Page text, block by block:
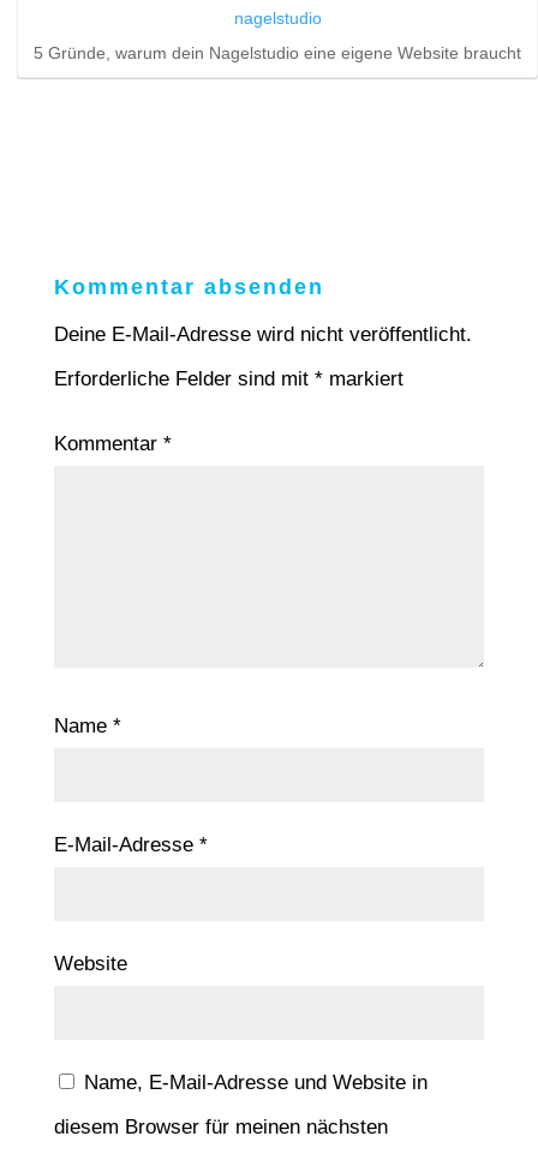
5 Gründe, warum dein Nagelstudio eine eigene Website braucht
Kommentar absenden
Deine E-Mail-Adresse wird nicht veröffentlicht.
Erforderliche Felder sind mit *markiert
Kommentar *
Name *
E-Mail-Adresse *
Website
Name, E-Mail-Adresse und Website in
diesem Browser für meinen nächsten